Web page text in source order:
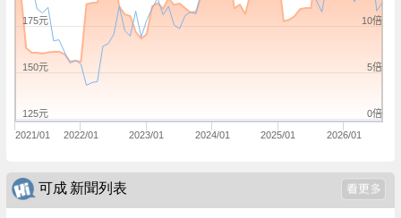
2021/01 2022/01 2023/01 2024/01 2025/01 2026/01
0倍
5倍
10倍
125元
150元
175元
可成 新聞列表